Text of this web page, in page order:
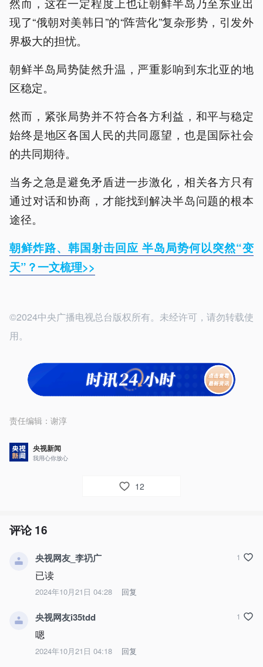
现了“俄朝对美韩日”的“阵营化”复杂形势，引发外
界极大的担忧。
朝鲜半岛局势陡然升温，严重影响到东北亚的地
区稳定。
然而，紧张局势并不符合各方利益，和平与稳定
始终是地区各国人民的共同愿望，也是国际社会
的共同期待。
当务之急是避免矛盾进一步激化，相关各方只有
通过对话和协商，才能找到解决半岛问题的根本
途径。
朝鲜炸路、韩国射击回应 半岛局势何以突然“变
天”？一文梳理>>
©2024中央广播电视总台版权所有。未经许可，请勿转载使
用。
责任编辑： 谢淳
央视新闻
我用心你放心
12
评论16
央视网友_李礽广
已读
2024年10月21日 04:28 回复
1
央视网友i35tdd
嗯
2024年10月21日 04:18 回复
1